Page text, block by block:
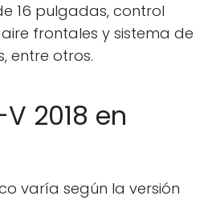
16 pulgadas, control
frontales y sistema de
entre otros.
2018 en
varía según la versión